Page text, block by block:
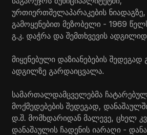
ურთიერთშელაპარაკების ნიადაგზე,
გამოყენებით მეზობელი - 1969
გ.კ. დაჭრა და შემთხვევის
მიყენებული დაზიანებების შედეგად
ადგილზე გარდაიცვალა.
სამართალდამცველებმა
მოქმედებების შედეგად,
დ.შ. მომხდარიდან მალევე, ცხელ
დანაშაულის ჩადენის იარაღი - დანა